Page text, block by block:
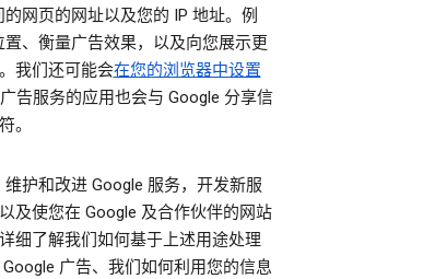
网页的网址以及您的 IP 地址。例
、衡量广告效果，以及向您展示更
我们还可能会在您的浏览器中设置
告服务的应用也会与 Google 分享信
。
护和改进 Google 服务，开发新服
及使您在 Google 及合作伙伴的网站
细了解我们如何基于上述用途处理
广告、我们如何利用您的信息